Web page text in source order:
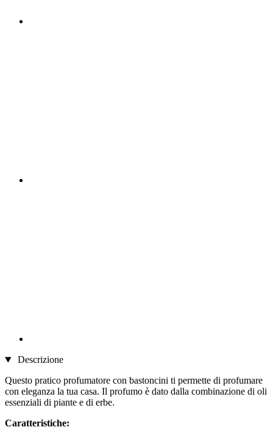
Descrizione
Questo pratico profumatore con bastoncini ti permette di profumare
con eleganza la tua casa. Il profumo è dato dalla combinazione di oli
essenziali di piante e di erbe.
Caratteristiche: